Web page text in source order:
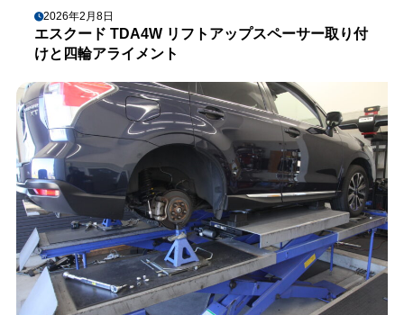
2026年2月8日
エスクード TDA4W リフトアップスペーサー取り付
けと四輪アライメント